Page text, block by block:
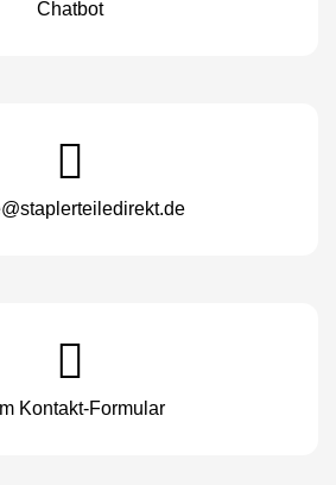
Chatbot
Kontakt-Formular